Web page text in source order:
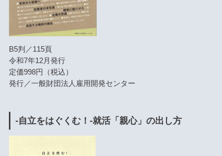
B5判／115頁
令和7年12月発行
定価998円（税込）
発行／一般財団法人雇用開発センター
-自立をはぐくむ！-就活「親心」の出し方